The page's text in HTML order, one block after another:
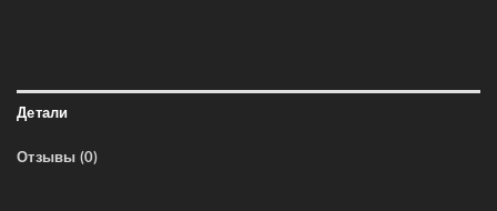
Детали
Отзывы (0)